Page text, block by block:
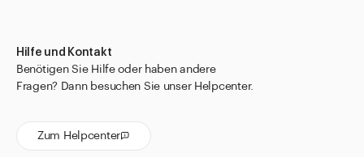
Hilfe und Kontakt
Benötigen Sie Hilfe oder haben andere
Fragen? Dann besuchen Sie unser Helpcenter.
Zum Helpcenter